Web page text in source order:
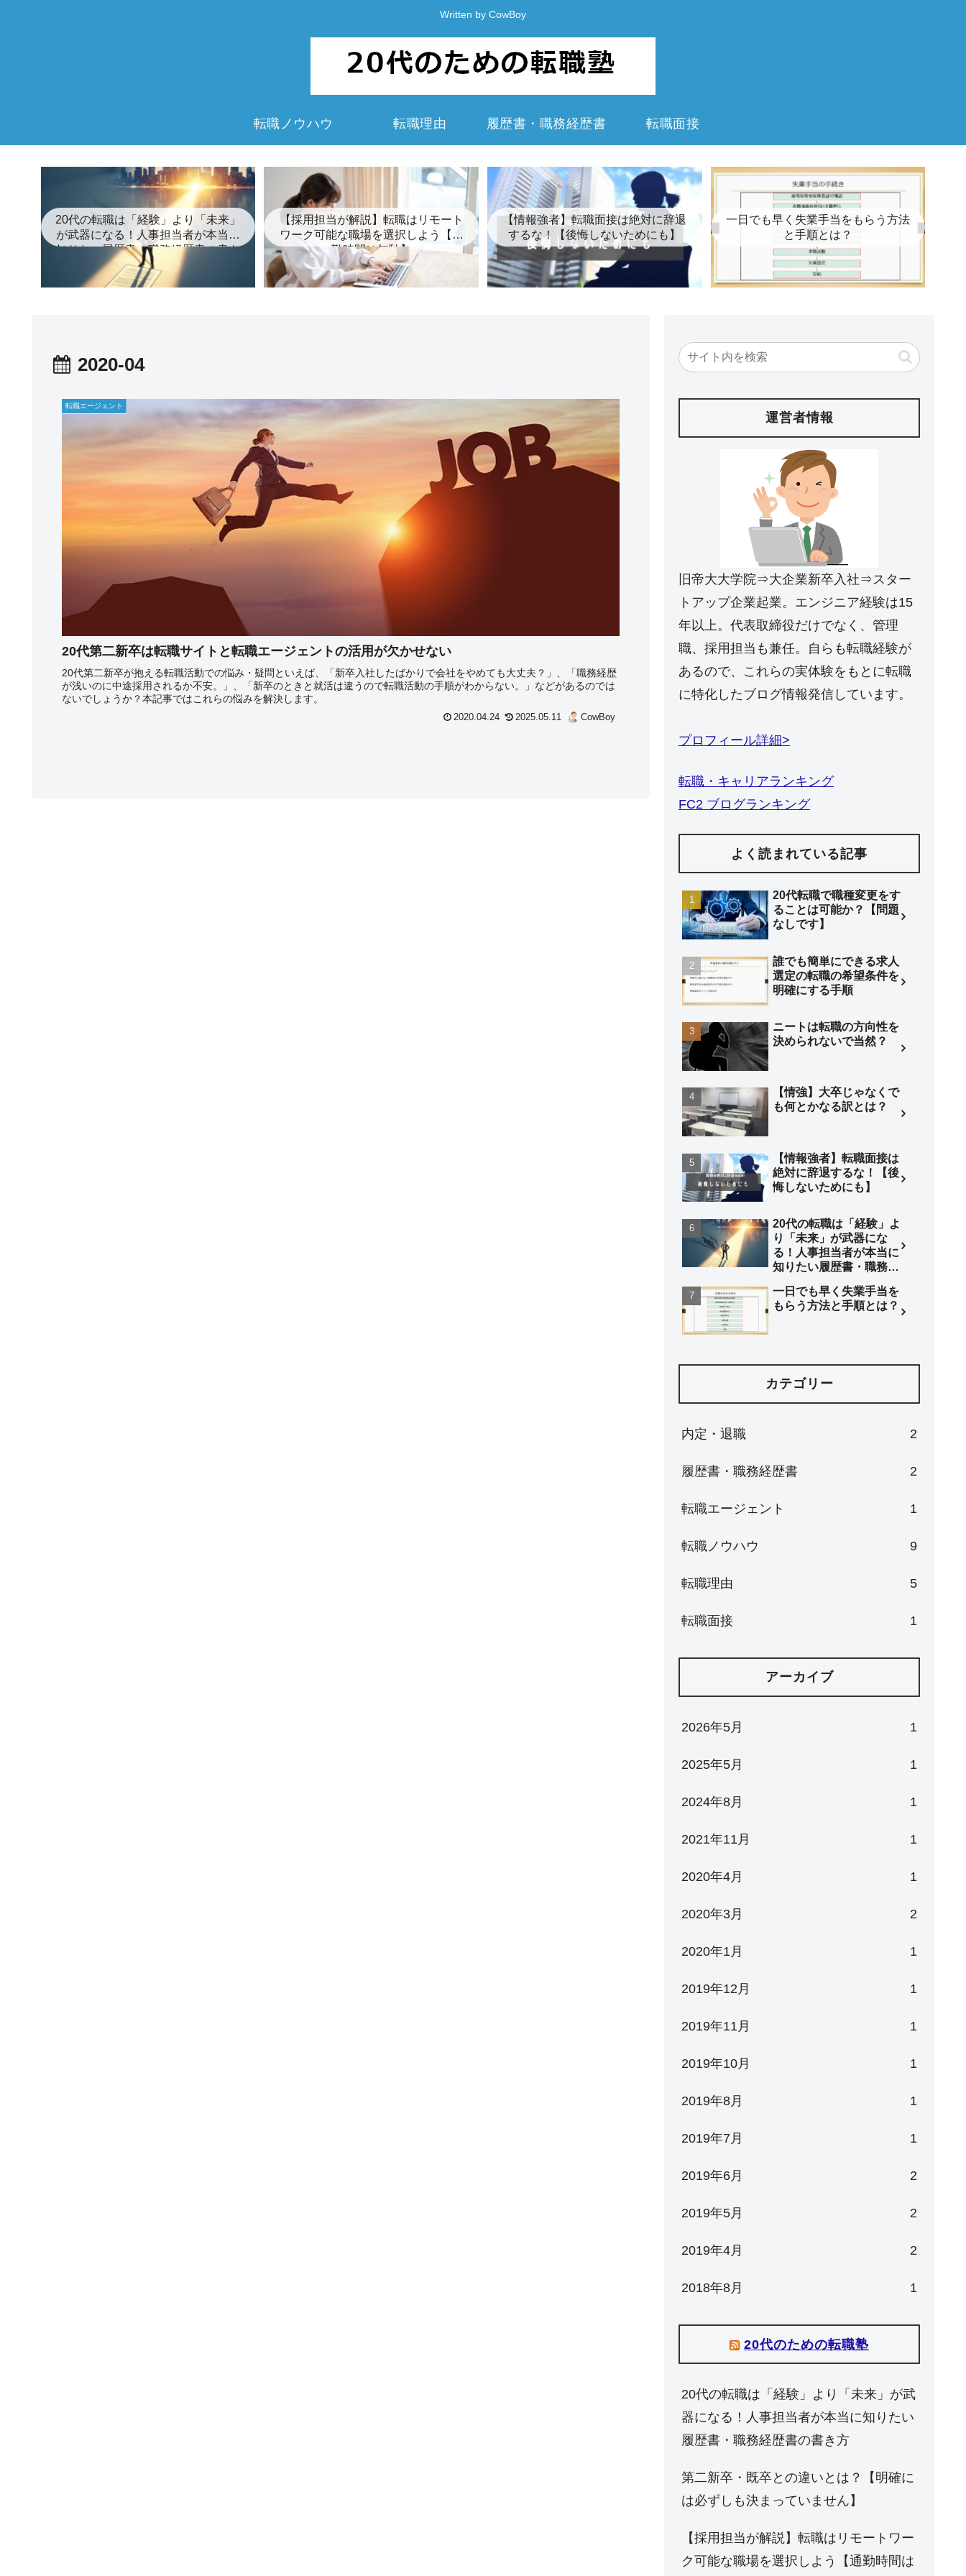
Written by CowBoy
転職ノウハウ 転職理由 履歴書・職務経歴書 転職面接
20代の転職は「経験」より「未来」
が武器になる！人事担当者が本当に
知りたい履歴書・職務経歴書の書き
方
【採用担当が解説】転職はリモート
ワーク可能な職場を選択しよう【通
勤時間は無駄】
【情報強者】転職面接は絶対に辞退
するな！【後悔しないためにも】
一日でも早く失業手当をもらう方法
と手順とは？
2020-04
転職エージェント
20代第二新卒は転職サイトと転職エージェントの活用が欠かせない
20代第二新卒が抱える転職活動での悩み・疑問といえば、「新卒入社したばかりで会社をやめても大丈夫？」、「職務経歴
が浅いのに中途採用されるか不安。」、「新卒のときと就活は違うので転職活動の手順がわからない。」などがあるのでは
ないでしょうか？本記事ではこれらの悩みを解決します。
2020.04.24 2025.05.11 CowBoy
運営者情報
旧帝大大学院⇒大企業新卒入社⇒スター
トアップ企業起業。エンジニア経験は15
年以上。代表取締役だけでなく、管理
職、採用担当も兼任。自らも転職経験が
あるので、これらの実体験をもとに転職
に特化したブログ情報発信しています。
プロフィール詳細>
転職・キャリアランキング
FC2 ブログランキング
よく読まれている記事
20代転職で職種変更をす
ることは可能か？【問題
なしです】
誰でも簡単にできる求人
選定の転職の希望条件を
明確にする手順
ニートは転職の方向性を
決められないで当然？
【情強】大卒じゃなくで
も何とかなる訳とは？
【情報強者】転職面接は
絶対に辞退するな！【後
悔しないためにも】
20代の転職は「経験」よ
り「未来」が武器にな
る！人事担当者が本当に
知りたい履歴書・職務経
一日でも早く失業手当を
もらう方法と手順とは？
カテゴリー
内定・退職 2
履歴書・職務経歴書 2
転職エージェント 1
転職ノウハウ 9
転職理由 5
転職面接 1
アーカイブ
2026年5月 1
2025年5月 1
2024年8月 1
2021年11月 1
2020年4月 1
2020年3月 2
2020年1月 1
2019年12月 1
2019年11月 1
2019年10月 1
2019年8月 1
2019年7月 1
2019年6月 2
2019年5月 2
2019年4月 2
2018年8月 1
20代のための転職塾
20代の転職は「経験」より「未来」が武
器になる！人事担当者が本当に知りたい
履歴書・職務経歴書の書き方
第二新卒・既卒との違いとは？【明確に
は必ずしも決まっていません】
【採用担当が解説】転職はリモートワー
ク可能な職場を選択しよう【通勤時間は